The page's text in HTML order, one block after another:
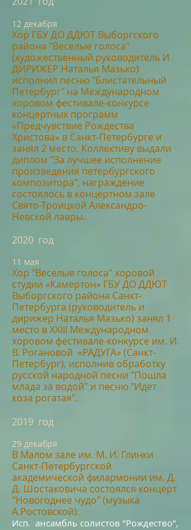
12 декабря
Хор ГБУ ДОДДЮТ Выборгского
района "Веселые голоса"
(художественный руководитель И
ДИРИЖЕР Наталья Мазько)
исполнил песню "Блистательный
Петербург" на Международном
хоровом фестивале-конкурсе
концертных программ
«Предчувствие Рождества
Христова» в Санкт-Петербурге и
занял 2 место. Коллективу выдали
диплом "За лучшее исполнение
произведения петербургского
композитора", награждение
состоялось в концертном зале
Свято-Троицкой Александро-
Невской лавры.
2020 год
11 мая
Хор "Веселые голоса" хоровой
студии «Камертон» ГБУ ДО ДДЮТ
Выборгского района Санкт-
Петербурга (руководитель и
дирижер Наталья Мазько) занял 1
место в XXIII Международном
хоровом фестивале-конкурсе им. И.
В. Рогановой «РАДУГА» (Санкт-
Петербург), исполнив обработку
русской народной песни "Пошла
млада за водой" и песню "Идет
коза рогатая".
2019 год
29 декабря
В Малом зале им. М. И. Глинки
Санкт-Петербургской
академической филармонии им. Д.
Д. Шостаковича состоялся концерт
"Новогоднее чудо" (музыка
А.Ростовской).
Исп. ансамбль солистов "Рождество",